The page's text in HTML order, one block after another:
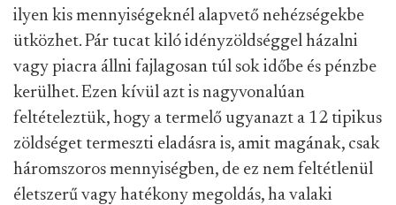
ilyen kis mennyiségeknél alapvető nehézségekbe
ütközhet. Pár tucat kiló idényzöldséggel házalni
vagy piacra állni fajlagosan túl sok időbe és pénzbe
kerülhet. Ezen kívül azt is nagyvonalúan
feltételeztük, hogy a termelő ugyanazt a 12 tipikus
zöldséget termeszti eladásra is, amit magának, csak
háromszoros mennyiségben, de ez nem feltétlenül
életszerű vagy hatékony megoldás, ha valaki